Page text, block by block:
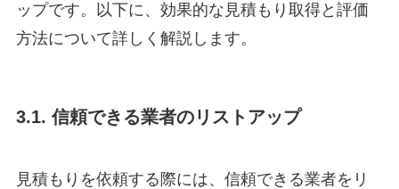
ップです。以下に、効果的な見積もり取得と評価
方法について詳しく解説します。
3.1. 信頼できる業者のリストアップ
見積もりを依頼する際には、信頼できる業者をリ